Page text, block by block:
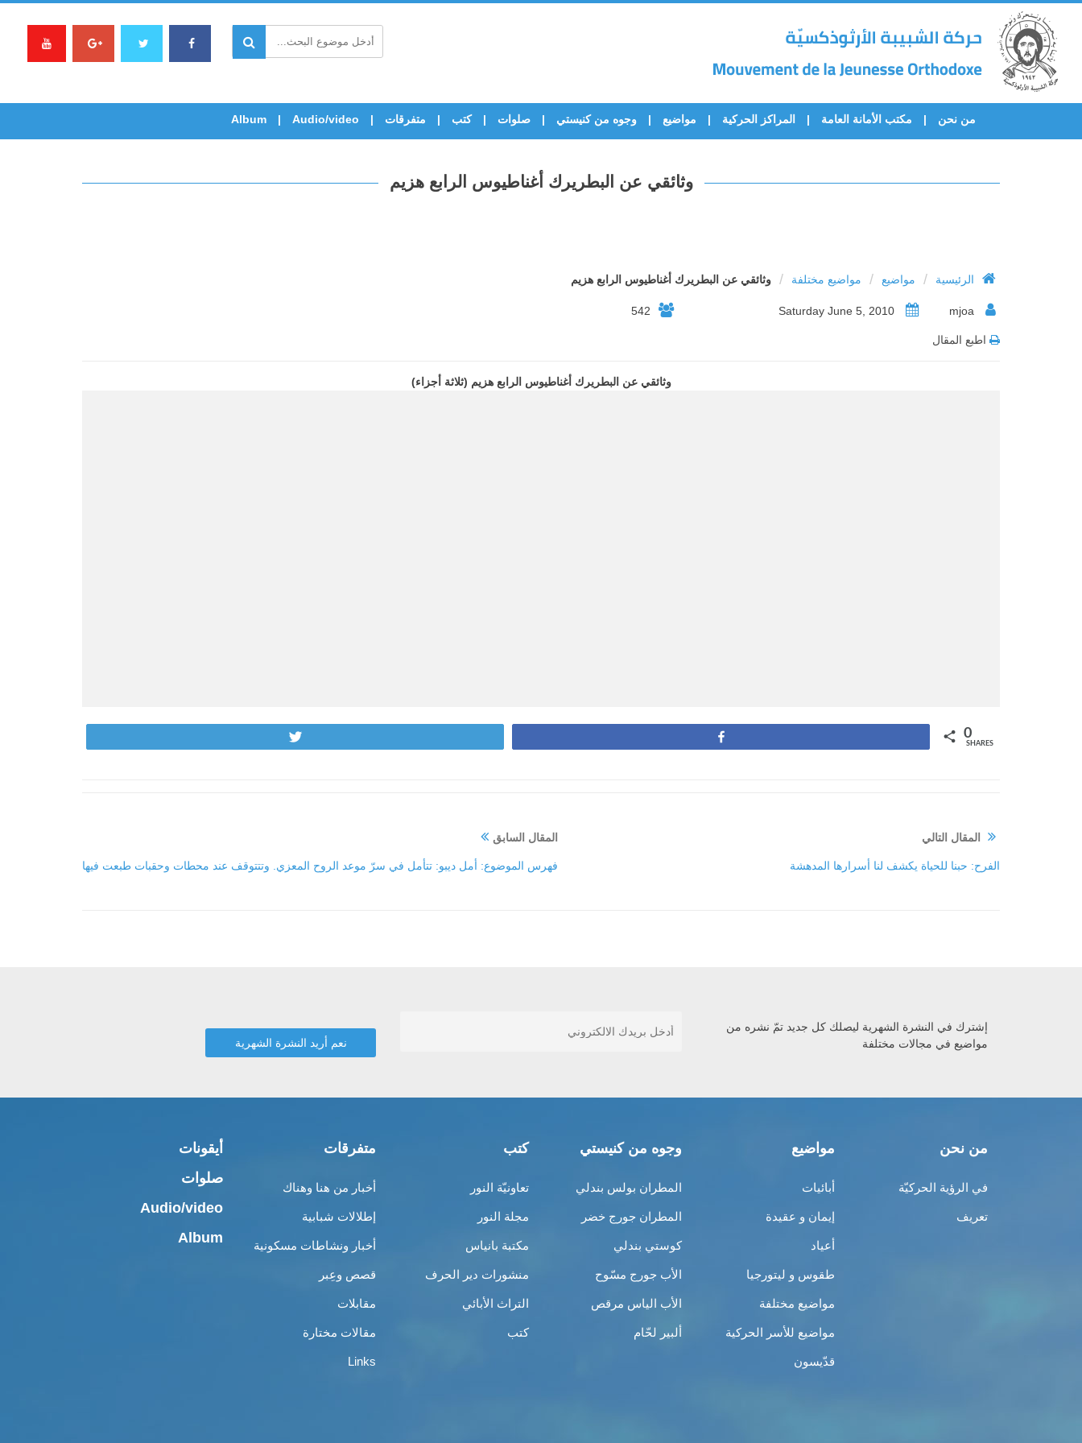
من نحن مكتب الأمانة العامة المراكز الحركية مواضيع وجوه من كنيستي صلوات كتب متفرقات Audio/video
Album
وثائقي عن البطريرك أغناطيوس الرابع هزيم
الرئيسية / مواضيع / مواضيع مختلفة / وثائقي عن البطريرك أغناطيوس الرابع هزيم
542
اطبع المقال
وثائقي عن البطريرك أغناطيوس الرابع هزيم (ثلاثة أجزاء)
0
SHARES
المقال السابق
فهرس الموضوع: أمل ديبو: تتأمل في سرّ موعد الروح المعزي. وتتتوقف عند محطات وحقبات طبعت فيها
المقال التالي
الفرح: حبنا للحياة يكشف لنا أسرارها المدهشة
إشترك في النشرة الشهرية ليصلك كل جديد تمّ نشره من
مواضيع في مجالات مختلفة
من نحن
في الرؤية الحركيّة
تعريف
مواضيع
أبائيات
إيمان و عقيدة
أعياد
طقوس و ليتورجيا
مواضيع مختلفة
مواضيع للأسر الحركية
قدّيسون
وجوه من كنيستي
المطران بولس بندلي
المطران جورج خضر
كوستي بندلي
الأب جورج مسّوح
الأب الياس مرقص
ألبير لحّام
كتب
تعاونيّة النور
مجلة النور
مكتبة بانياس
منشورات دير الحرف
التراث الأبائي
كتب
متفرقات
أخبار من هنا وهناك
إطلالات شبابية
أخبار ونشاطات مسكونية
قصص وعِبر
مقابلات
مقالات مختارة
Links
أيقونات
صلوات
Audio/video
Album